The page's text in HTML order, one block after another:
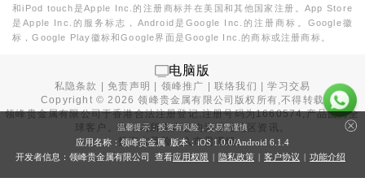
和iPod touch是Apple Inc.的注册商标并在美国和其他国家注册。App Store
是Apple Inc.的服务标志，Android是Google Inc.的注册商标。Google徽
标，Google Play徽标和Google界面是Google Inc.的商标或注册商标。
电脑版
私隐条款 |免责声明 领峰推广 |联络我们 |学习交易
Copyright ©2026 领峰贵金属有限公司版权所有,不得转载
领峰贵金属有限公司于香港合法注册登记,注册号码为1660574,产品面向全
球客户。本站内所有内容均为香港地区资讯。
投资有风险，入市需谨慎。
温馨提示：投资有风险，交易需谨慎
应用名称：领峰贵金属 版本：iOS 1.0.0/Android 6.1.4
开发者信息：领峰贵金属有限公司 查看应用权限 | 隐私政策 | 客户协议 | 功能介绍